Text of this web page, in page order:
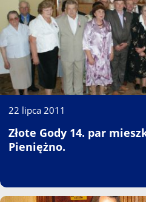
22 lipca 2011
Złote Gody 14. par
Pieniężno.